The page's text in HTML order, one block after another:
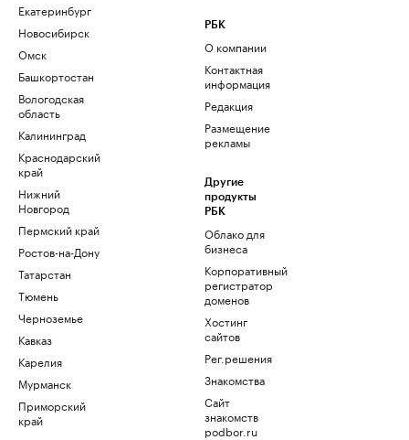
Екатеринбург
Новосибирск
Омск
Башкортостан
Вологодская
область
Калининград
Краснодарский
край
Нижний
Новгород
Пермский край
Ростов-на-Дону
Татарстан
Тюмень
Черноземье
Кавказ
Карелия
Мурманск
Приморский
край
РБК
О компании
Контактная
информация
Редакция
Размещение
рекламы
Другие
продукты
РБК
Облако для
бизнеса
Корпоративный
регистратор
доменов
Хостинг
сайтов
Рег.решения
Знакомства
Сайт
знакомств
podbor.ru